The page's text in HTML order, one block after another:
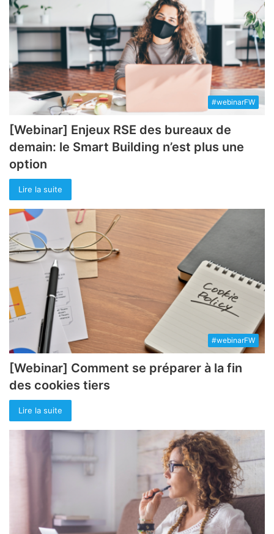
#webinarFW
[Webinar] Enjeux RSE des bureaux de
demain: le Smart Building n’est plus une
option
Lire la suite
#webinarFW
[Webinar] Comment se préparer à la fin
des cookies tiers
Lire la suite